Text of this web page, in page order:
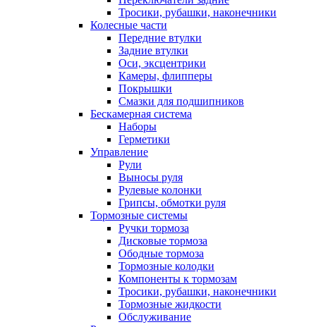
Тросики, рубашки, наконечники
Колесные части
Передние втулки
Задние втулки
Оси, эксцентрики
Камеры, флипперы
Покрышки
Смазки для подшипников
Бескамерная система
Наборы
Герметики
Управление
Рули
Выносы руля
Рулевые колонки
Грипсы, обмотки руля
Тормозные системы
Ручки тормоза
Дисковые тормоза
Ободные тормоза
Тормозные колодки
Компоненты к тормозам
Тросики, рубашки, наконечники
Тормозные жидкости
Обслуживание